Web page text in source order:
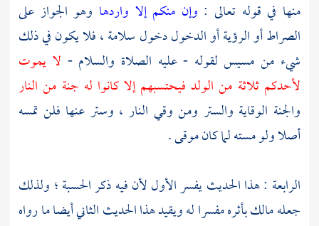
منها في قوله تعالى : وإن منكم إلا واردها وهو الجواز على
الصراط أو الرؤية أو الدخول دخول سلامة ، فلا يكون في ذلك
شيء من مسيس لقوله - عليه الصلاة والسلام - لا يموت
لأحدكم ثلاثة من الولد فيحتسبهم إلا كانوا له جنة من النار
والجنة الوقاية والستر ومن وقي النار ، وستر عنها فلن تمسه
أصلا ولو مسته لما كان موقى .
الرابعة : هذا الحديث يفسر الأول لأن فيه ذكر الحسبة ؛ ولذلك
جعلهمالكبأثره مفسرا له ويقيد هذا الحديث الثاني أيضا ما رواه